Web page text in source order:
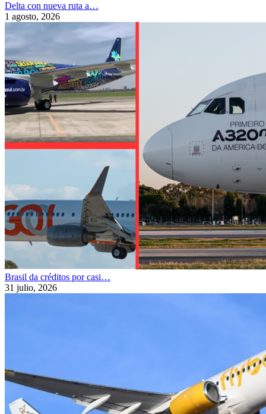
Delta con nueva ruta a…
1 agosto, 2026
Brasil da créditos por casi…
31 julio, 2026